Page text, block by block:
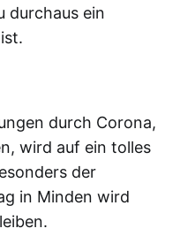
durchaus ein
durch Corona,
wird auf ein tolles
der
in Minden wird